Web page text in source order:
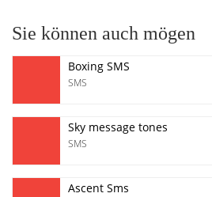
Sie können auch mögen
Boxing SMS
SMS
Sky message tones
SMS
Ascent Sms